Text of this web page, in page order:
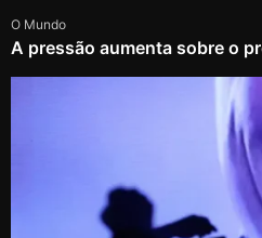
O Mundo
A pressão aumenta sobre o